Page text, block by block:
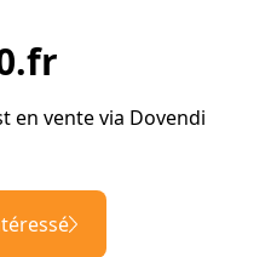
en vente via Dovendi